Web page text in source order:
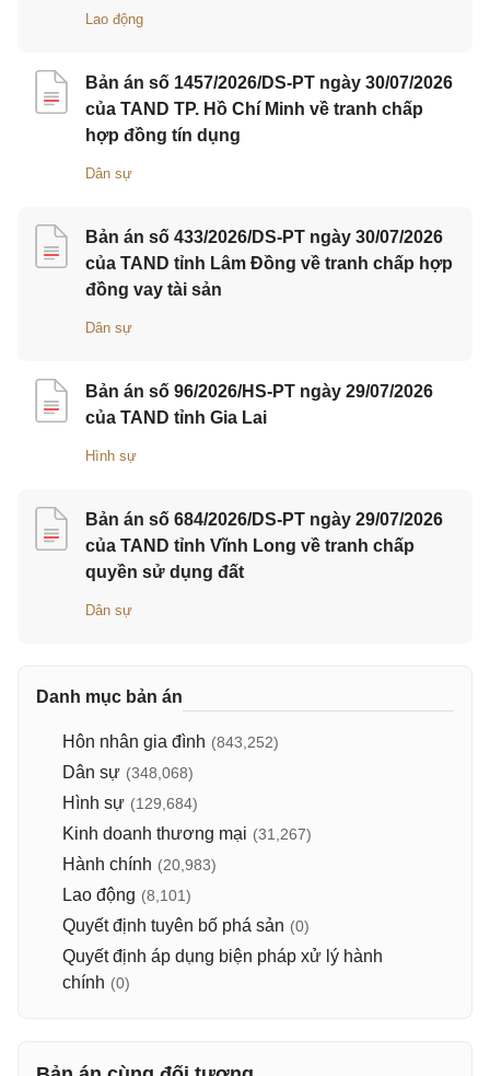
Lao động
Bản án số 1457/2026/DS-PT ngày 30/07/2026
của TAND TP. Hồ Chí Minh về tranh chấp
hợp đồng tín dụng
Dân sự
Bản án số 433/2026/DS-PT ngày 30/07/2026
của TAND tỉnh Lâm Đồng về tranh chấp hợp
đồng vay tài sản
Dân sự
Bản án số 96/2026/HS-PT ngày 29/07/2026
của TAND tỉnh Gia Lai
Hình sự
Bản án số 684/2026/DS-PT ngày 29/07/2026
của TAND tỉnh Vĩnh Long về tranh chấp
quyền sử dụng đất
Dân sự
Danh mục bản án
Hôn nhân gia đình (843,252)
Dân sự (348,068)
Hình sự (129,684)
Kinh doanh thương mại (31,267)
Hành chính (20,983)
Lao động (8,101)
Quyết định tuyên bố phá sản (0)
Quyết định áp dụng biện pháp xử lý hành
chính (0)